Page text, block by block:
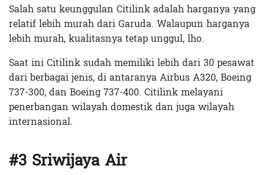
Salah satu keunggulan Citilink adalah harganya yang
relatif lebih murah dari Garuda. Walaupun harganya
lebih murah, kualitasnya tetap unggul, lho.
Saat ini Citilink sudah memiliki lebih dari 30 pesawat
dari berbagai jenis, di antaranya Airbus A320, Boeing
737-300, dan Boeing 737-400. Citilink melayani
penerbangan wilayah domestik dan juga wilayah
internasional.
#3 Sriwijaya Air